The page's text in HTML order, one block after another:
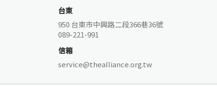
台東
950 台東市中興路二段366巷36號
089-221-991
信箱
service@thealliance.org.tw